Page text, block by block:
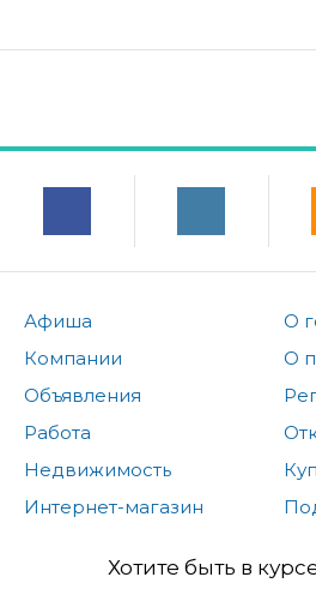
Афиша
Компании
Объявления
Работа
Недвижимость
Интернет-магазин
О
О
Хотите быть в